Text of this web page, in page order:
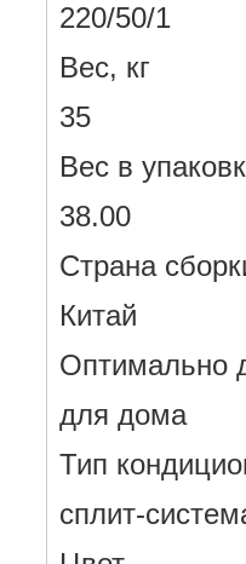
220/50/1
Вес, кг
35
Вес в
38.00
Страна
Китай
Оптимально
для дома
Тип
сплит-